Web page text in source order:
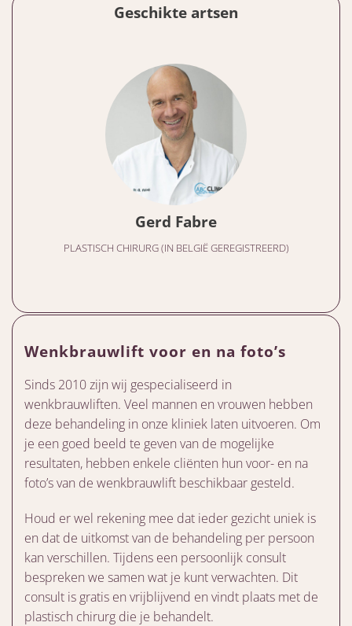
Geschikte artsen
Gerd Fabre
PLASTISCH CHIRURG (IN BELGIË GEREGISTREERD)
Wenkbrauwlift voor en na foto’s
Sinds 2010 zijn wij gespecialiseerd in
wenkbrauwliften. Veel mannen en vrouwen hebben
deze behandeling in onze kliniek laten uitvoeren. Om
je een goed beeld te geven van de mogelijke
resultaten, hebben enkele cliënten hun voor- en na
foto’s van de wenkbrauwlift beschikbaar gesteld.
Houd er wel rekening mee dat ieder gezicht uniek is
en dat de uitkomst van de behandeling per persoon
kan verschillen. Tijdens een persoonlijk consult
bespreken we samen wat je kunt verwachten. Dit
consult is gratis en vrijblijvend en vindt plaats met de
plastisch chirurg die je behandelt.